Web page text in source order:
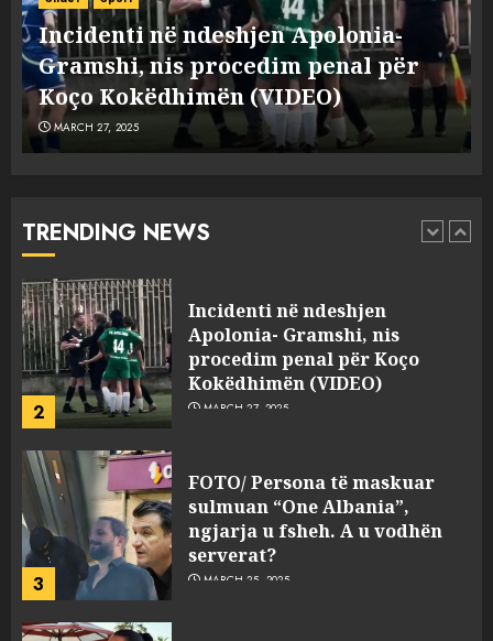
Incidenti në ndeshjen Apolonia-
Gramshi, nis procedim penal për
Koço Kokëdhimën (VIDEO)
MARCH 27, 2025
TRENDING NEWS
1
“bosen” Joana Nano për
abuzim me fondet publike dhe
pasuri të pajustifikuar
JULY 24, 2025
2
Incidenti në ndeshjen
MARCH 27, 2025
3
FOTO/ Persona të maskuar
sulmuan “One Albania”,
ngjarja u fsheh. A u vodhën
serverat?
MARCH 25, 2025
4
Prokuroria jep pretencën, ja
çfarë dënimi kërkon për
Mariela dhe Antonela
Berishën
MARCH 25, 2025